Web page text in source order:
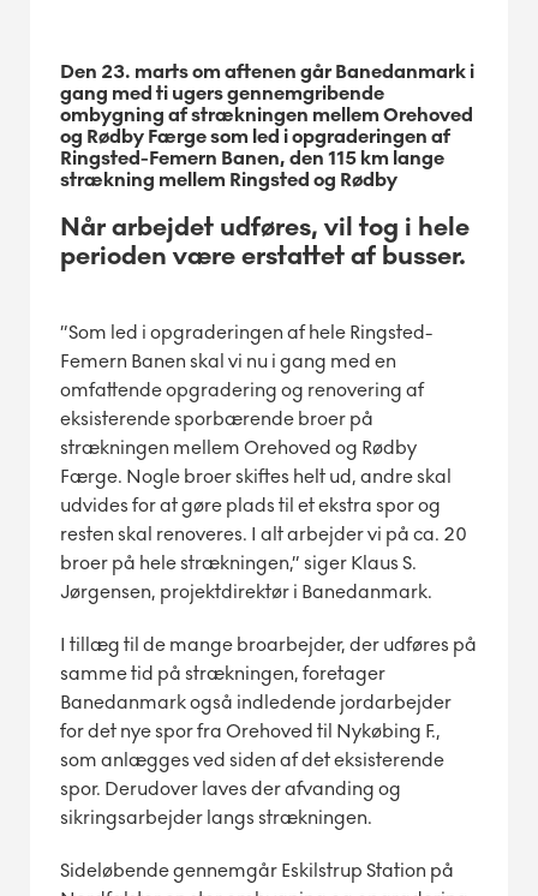
Den 23. marts om aftenen går Banedanmark i
gang med ti ugers gennemgribende
ombygning af strækningen mellem Orehoved
og Rødby Færge som led i opgraderingen af
Ringsted-Femern Banen, den 115 km lange
strækning mellem Ringsted og Rødby
Når arbejdet udføres, vil tog i hele
perioden være erstattet af busser.
”Som led i opgraderingen af hele Ringsted-
Femern Banen skal vi nu i gang med en
omfattende opgradering og renovering af
eksisterende sporbærende broer på
strækningen mellem Orehoved og Rødby
Færge. Nogle broer skiftes helt ud, andre skal
udvides for at gøre plads til et ekstra spor og
resten skal renoveres. I alt arbejder vi på ca. 20
broer på hele strækningen,” siger Klaus S.
Jørgensen, projektdirektør i Banedanmark.
I tillæg til de mange broarbejder, der udføres på
samme tid på strækningen, foretager
Banedanmark også indledende jordarbejder
for det nye spor fra Orehoved til Nykøbing F.,
som anlægges ved siden af det eksisterende
spor. Derudover laves der afvanding og
sikringsarbejder langs strækningen.
Sideløbende gennemgår Eskilstrup Station på